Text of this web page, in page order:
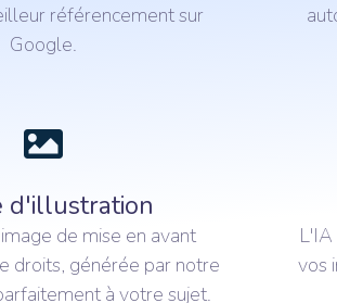
référencement sur
Google.
d'illustration
de mise en avant
droits, générée par notre
à votre sujet.
vos